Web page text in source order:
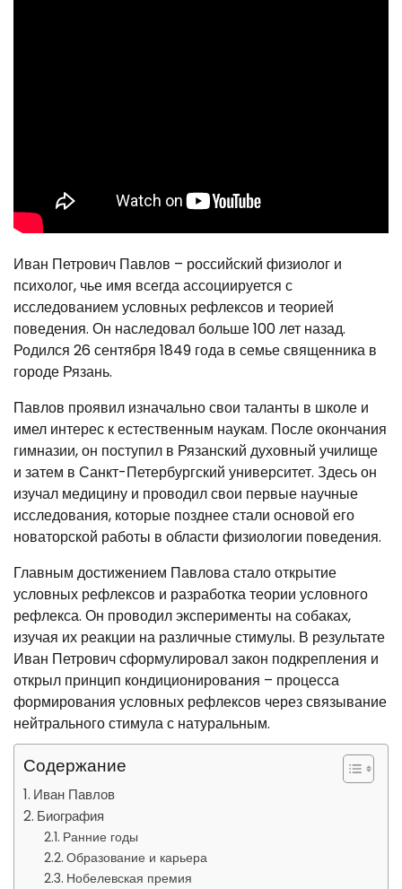
Иван Петрович Павлов – российский физиолог и
психолог, чье имя всегда ассоциируется с
исследованием условных рефлексов и теорией
поведения. Он наследовал больше 100 лет назад.
Родился 26 сентября 1849 года в семье священника в
городе Рязань.
Павлов проявил изначально свои таланты в школе и
имел интерес к естественным наукам. После окончания
гимназии, он поступил в Рязанский духовный училище
и затем в Санкт-Петербургский университет. Здесь он
изучал медицину и проводил свои первые научные
исследования, которые позднее стали основой его
новаторской работы в области физиологии поведения.
Главным достижением Павлова стало открытие
условных рефлексов и разработка теории условного
рефлекса. Он проводил эксперименты на собаках,
изучая их реакции на различные стимулы. В результате
Иван Петрович сформулировал закон подкрепления и
открыл принцип кондиционирования – процесса
формирования условных рефлексов через связывание
нейтрального стимула с натуральным.
Содержание
Иван Павлов
Биография
Ранние годы
Образование и карьера
Нобелевская премия